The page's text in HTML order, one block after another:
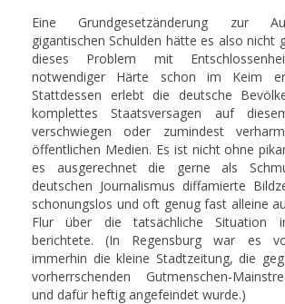
Eine Grundgesetzänderung zur
gigantischen Schulden hätte es also nicht
dieses Problem mit
notwendiger Härte schon im Keim
Stattdessen erlebt die deutsche
komplettes Staatsversagen auf
verschwiegen oder zumindest
öffentlichen Medien. Es ist nicht ohne
es ausgerechnet die gerne als
deutschen Journalismus diffamierte
schonungslos und oft genug fast alleine
Flur über die tatsächliche Situation
berichtete. (In Regensburg war es
immerhin die kleine Stadtzeitung, die
vorherrschenden Gutmenschen-
und dafür heftig angefeindet wurde.)